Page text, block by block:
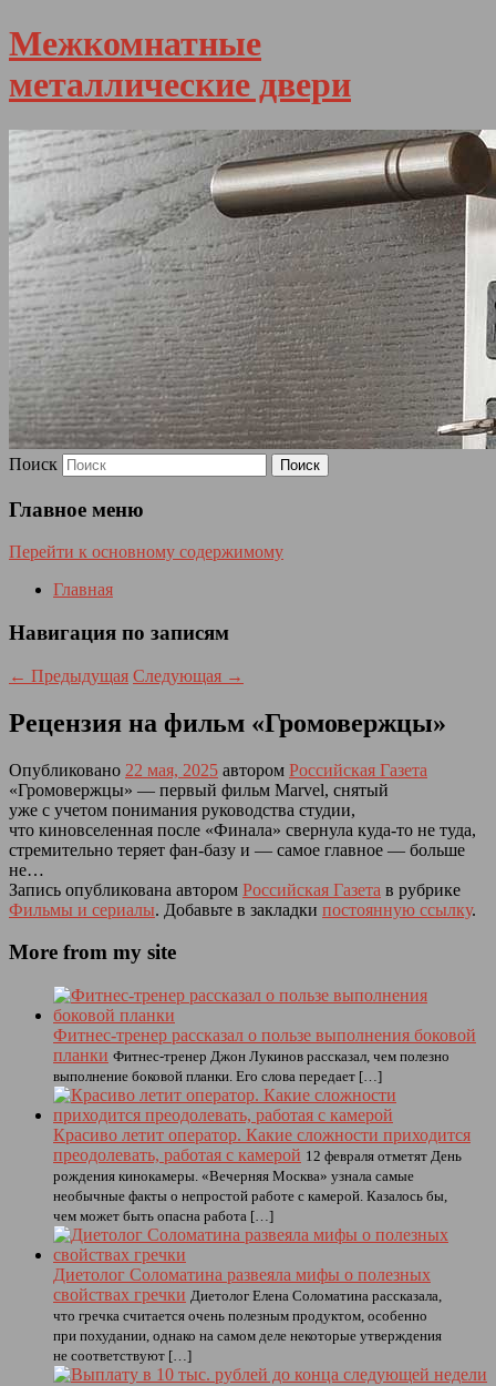
Межкомнатные
металлические двери
Поиск
Главное меню
Перейти к основному содержимому
Главная
Навигация по записям
← Предыдущая Следующая →
Рецензия на фильм «Громовержцы»
Опубликовано 22 мая, 2025 автором Российская Газета
«Громовержцы» — первый фильм Marvel, снятый
уже с учетом понимания руководства студии,
что киновселенная после «Финала» свернула куда-то не туда,
стремительно теряет фан-базу и — самое главное — больше
не…
Запись опубликована автором Российская Газета в рубрике
Фильмы и сериалы. Добавьте в закладки постоянную ссылку.
More from my site
Фитнес-тренер рассказал о пользе выполнения боковой
планки Фитнес-тренер Джон Лукинов рассказал, чем полезно
выполнение боковой планки. Его слова передает […]
Красиво летит оператор. Какие сложности приходится
преодолевать, работая с камерой 12 февраля отметят День
рождения кинокамеры. «Вечерняя Москва» узнала самые
необычные факты о непростой работе с камерой. Казалось бы,
чем может быть опасна работа […]
Диетолог Соломатина развеяла мифы о полезных
свойствах гречки Диетолог Елена Соломатина рассказала,
что гречка считается очень полезным продуктом, особенно
при похудании, однако на самом деле некоторые утверждения
не соответствуют […]